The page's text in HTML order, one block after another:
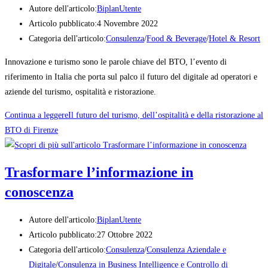
Autore dell'articolo:BiplanUtente
Articolo pubblicato:4 Novembre 2022
Categoria dell'articolo:Consulenza/Food & Beverage/Hotel & Resort
Innovazione e turismo sono le parole chiave del BTO, l’evento di
riferimento in Italia che porta sul palco il futuro del digitale ad operatori e
aziende del turismo, ospitalità e ristorazione.
Continua a leggereIl futuro del turismo, dell’ospitalità e della ristorazione al
BTO di Firenze
Trasformare l’informazione in
conoscenza
Autore dell'articolo:BiplanUtente
Articolo pubblicato:27 Ottobre 2022
Categoria dell'articolo:Consulenza/Consulenza Aziendale e
Digitale/Consulenza in Business Intelligence e Controllo di